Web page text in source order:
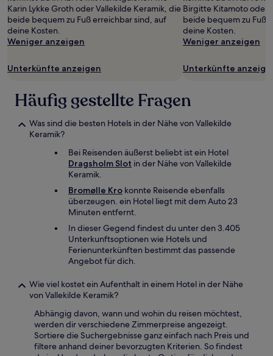
Karin Lykke Groth oder Vallekilde Keramik, die
beide bequem zu Fuß erreichbar sind, auf
deine Kosten.
Weniger anzeigen
Unterkünfte anzeigen
Birgitte Kitamoto oder
beide bequem zu Fuß
deine Kosten.
Weniger anzeigen
Unterkünfte
Häufig gestellte Fragen
Was sind die besten Hotels in der Nähe von Vallekilde
Keramik?
Bei Reisenden äußerst beliebt ist ein Hotel
Dragsholm Slot in der Nähe von Vallekilde
Keramik.
Bromølle Kro konnte Reisende ebenfalls
überzeugen. ein Hotel liegt mit dem Auto 23
Minuten entfernt.
In dieser Gegend findest du unter den 3.405
Unterkunftsoptionen wie Hotels und
Ferienunterkünften bestimmt das passende
Angebot für dich.
Wie viel kostet ein Aufenthalt in einem Hotel in der Nähe
von Vallekilde Keramik?
Abhängig davon, wann und wohin du reisen möchtest,
werden dir verschiedene Zimmerpreise angezeigt.
Sortiere die Suchergebnisse ganz einfach nach Preis und
filtere anhand deiner bevorzugten Kriterien. So findest